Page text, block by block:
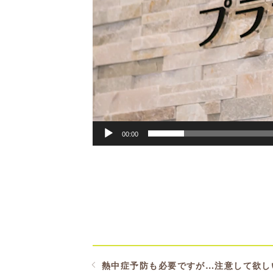
00:00
熱中症予防も必要ですが…注意して欲